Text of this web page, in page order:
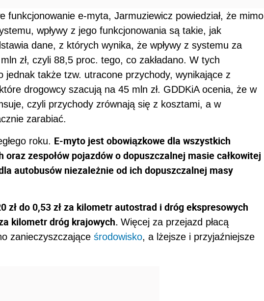
funkcjonowanie e-myta, Jarmuziewicz powiedział, że mimo
wpływy z jego funkcjonowania są takie, jak
dane, z których wynika, że wpływy z systemu za
zł, czyli 88,5 proc. tego, co zakładano. W tych
jednak także tzw. utracone przychody, wynikające z
drogowcy szacują na 45 mln zł. GDDKiA ocenia, że w
czyli przychody zrównają się z kosztami, a w
zarabiać.
roku. E-myto jest obowiązkowe dla wszystkich
oraz zespołów pojazdów o dopuszczalnej masie całkowitej
autobusów niezależnie od ich dopuszczalnej masy
zł do 0,53 zł za kilometr autostrad i dróg ekspresowych
kilometr dróg krajowych. Więcej za przejazd płacą
zanieczyszczające środowisko, a lżejsze i przyjaźniejsze